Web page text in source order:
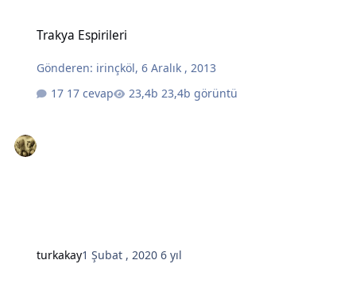
Trakya Espirileri
Gönderen: irinçköl,6 Aralık , 2013
17 cevap
23,4b görüntü
turkakay1 Şubat , 20206 yıl